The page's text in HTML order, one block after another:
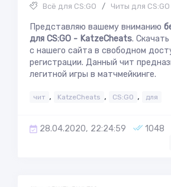
Всё для CS:GO / Читы для CS:GO
Представляю вашему вниманию
для CS:GO - KatzeCheats.
с нашего сайта в свободном
регистрации. Данный чит
легитной игры в матчмейкинге.
чит , KatzeCheats , CS:GO , для
28.04.2020, 22:24:59 1048